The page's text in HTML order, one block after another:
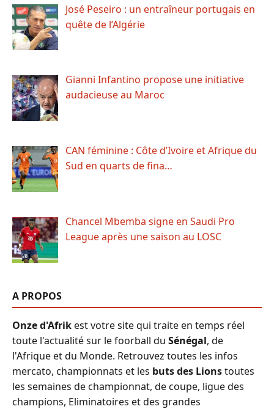
José Peseiro : un entraîneur portugais en
quête de l’Algérie
Gianni Infantino propose une initiative
audacieuse au Maroc
CAN féminine : Côte d’Ivoire et Afrique du
Sud en quarts de fina…
Chancel Mbemba signe en Saudi Pro
League après une saison au LOSC
A PROPOS
Onze d'Afrikest votre site qui traite en temps réel
toute l'actualité sur le foorball du Sénégal, de
l'Afrique et du Monde. Retrouvez toutes les infos
mercato, championnats et les buts des Lionstoutes
les semaines de championnat, de coupe, ligue des
champions, Eliminatoires et des grandes